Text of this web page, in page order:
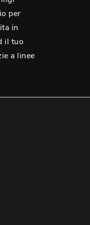
per
in
il tuo
a linee